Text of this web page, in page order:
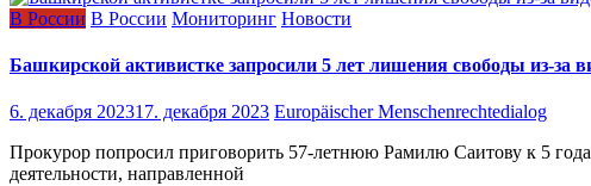
В России В России Мониторинг Новости
Башкирской активистке запросили 5 лет лишения свободы из-за
6. декабря 202317. декабря 2023 Europäischer Menschenrechtedialog
Прокурор попросил приговорить 57-летнюю Рамилю Саитову к 5
деятельности, направленной